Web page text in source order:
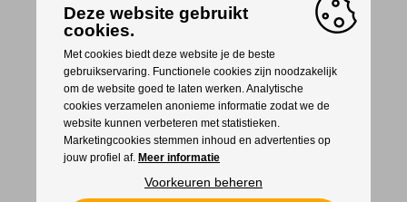
Deze website gebruikt
cookies.
Met cookies biedt deze website je de beste
gebruikservaring. Functionele cookies zijn noodzakelijk
om de website goed te laten werken. Analytische
cookies verzamelen anonieme informatie zodat we de
website kunnen verbeteren met statistieken.
Marketingcookies stemmen inhoud en advertenties op
jouw profiel af. Meer informatie
Voorkeuren beheren